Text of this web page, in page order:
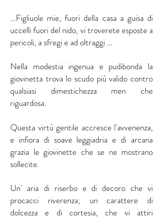
…Figliuole mie, fuori della casa a guisa di
uccelli fuori del nido, vi troverete esposte a
pericoli, a sfregi e ad oltraggi …
Nella modestia ingenua e pudibonda la
giovinetta trova lo scudo più valido contro
qualsiasi dimestichezza men che
riguardosa.
Questa virtù gentile accresce l'avvenenza,
e infiora di soave leggiadria e di arcana
grazia le giovinette che se ne mostrano
sollecite.
Un' aria di riserbo e di decoro che vi
procacci riverenza; un carattere di
dolcezza e di cortesia, che vi attiri